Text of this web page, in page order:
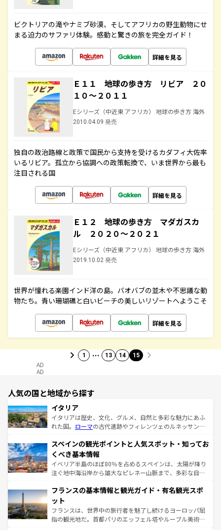
ビクトリアの滝やナミブ砂漠、そしてアフリカの野生動物にせ
まる迫力のサファリ体験。感動と驚きの旅を完全ガイド！
詳細を見る
Ｅ１１ 地球の歩き方 リビア ２０
１０～２０１１
Eシリーズ（中近東 アフリカ） 地球の歩き方 海外
2010.04.09 発売
独自の政治路線と政策で国民から支持を受けるカダフィ大佐率
いるリビア。孤立から協調への政策転換で、いま世界から最も
注目される国
詳細を見る
Ｅ１２ 地球の歩き方 マダガスカ
ル ２０２０～２０２１
Eシリーズ（中近東 アフリカ） 地球の歩き方 海外
2019.10.02 発売
世界が憧れる楽園インド洋の島。バオバブの並木や不思議な動
物たち。青い珊瑚礁と白いビーチの美しいリゾートへようこそ
詳細を見る
1 … 13 14 15
AD
AD
人気の国と地域から探す
イタリア
イタリアは歴史、文化、グルメ、自然と多彩な魅力にあふ
れた国。 ローマの古代遺跡やフィレンツェのルネッサンス
ろん、トスカーナの美しい田園風景やアマルフィ海岸の絶
景など、自然景観も見逃せない。観光の合間には、本場の
ピザやパスタなど、絶品のイタリア料理を堪能することも
できる。朝目覚めてから夜眠るまで、すべての瞬間を楽し
なお、新着のイタリア情報はコンテンツ一覧を参照してほ
しい。
スペインの観光ポイントと人気スポット・知ってお
くべき基本情報
イベリア半島のほぼ80％を占めるスペインは、太陽が降り
注ぐ地中海沿岸から雄大なピレネー山脈まで、多彩な自然
文化が根付くこの国では、情熱的なフラメンコ、熱気あふ
れる闘牛、そして美味しいタパスが生活の一部となってい
る。首都マドリードの洗練された雰囲気や、バルセロナの
アートに溢れた街角から、地方では古代ローマ遺跡や中世
フランスの基本情報と観光ガイド・有名観光スポ
ット
フランスは、世界中の旅行者を魅了し続けるヨーロッパ屈
指の観光地だ。首都パリのエッフェル塔やルーブル美術館